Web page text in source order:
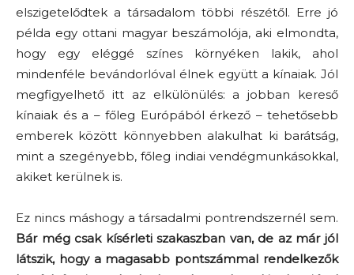
elszigetelődtek a társadalom többi részétől. Erre jó
példa egy ottani magyar beszámolója, aki elmondta,
hogy egy eléggé színes környéken lakik, ahol
mindenféle bevándorlóval élnek együtt a kínaiak. Jól
megfigyelhető itt az elkülönülés: a jobban kereső
kínaiak és a – főleg Európából érkező – tehetősebb
emberek között könnyebben alakulhat ki barátság,
mint a szegényebb, főleg indiai vendégmunkásokkal,
akiket kerülnek is.
Ez nincs máshogy a társadalmi pontrendszernél sem.
Bár még csak kísérleti szakaszban van, de az már jól
látszik, hogy a magasabb pontszámmal rendelkezők